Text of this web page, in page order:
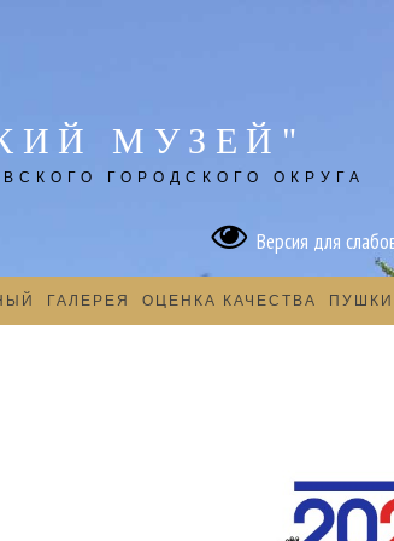
МУЗЕЙ"
ГОРОДСКОГО ОКРУГА
Версия для
ГАЛЕРЕЯ ОЦЕНКА КАЧЕСТВА